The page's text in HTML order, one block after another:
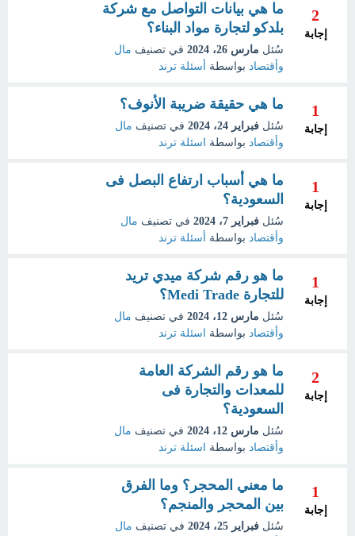
2
إجابة
ما هي بيانات التواصل مع شركة
بلدكو لتجارة مواد البناء؟
سُئل مارس 26، 2024 في تصنيف مال
وأقتصاد بواسطة أسئلة ترند
1
إجابة
ما هي حقيقة ضريبة الأنوف؟
سُئل فبراير 24، 2024 في تصنيف مال
وأقتصاد بواسطة اسئلة ترند
1
إجابة
ما هي أسباب ارتفاع البصل فى
السعودية؟
سُئل فبراير 7، 2024 في تصنيف مال
وأقتصاد بواسطة أسئلة ترند
1
إجابة
ما هو رقم شركة ميدي تريد
للتجارة Medi Trade؟
سُئل مارس 12، 2024 في تصنيف مال
وأقتصاد بواسطة اسئلة ترند
2
إجابة
ما هو رقم الشركة العامة
للمعدات والتجارة فى
السعودية؟
سُئل مارس 12، 2024 في تصنيف مال
وأقتصاد بواسطة اسئلة ترند
1
إجابة
ما معني المحجر؟ وما الفرق
بين المحجر والمنجم؟
سُئل فبراير 25، 2024 في تصنيف مال